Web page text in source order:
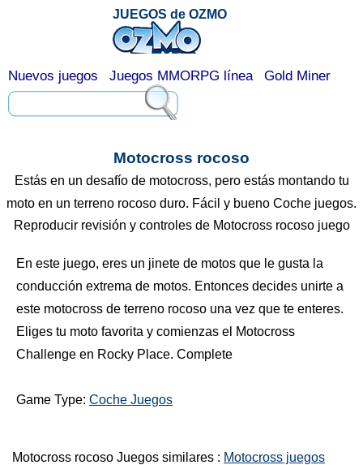
Motocross rocoso
Estás en un desafío de motocross, pero estás montando tu
moto en un terreno rocoso duro. Fácil y bueno Coche juegos.
Reproducir revisión y controles de Motocross rocoso juego
En este juego, eres un jinete de motos que le gusta la
conducción extrema de motos. Entonces decides unirte a
este motocross de terreno rocoso una vez que te enteres.
Eliges tu moto favorita y comienzas el Motocross
Challenge en Rocky Place. Complete
Game Type: Coche Juegos
Motocross rocoso Juegos similares : Motocross juegos
JUEGOS de OZMO
Nuevos juegos Juegos MMORPG línea Gold Miner